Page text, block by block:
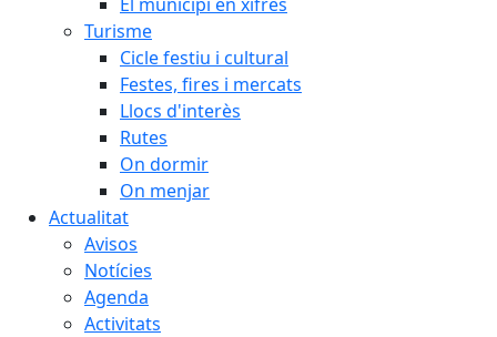
Turisme
Cicle festiu i cultural
Festes, fires i mercats
Llocs d'interès
Rutes
On dormir
On menjar
Actualitat
Avisos
Notícies
Agenda
Activitats